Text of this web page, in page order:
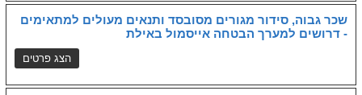
שכר גבוה, סידור מגורים מסובסד ותנאים מעולים למתאימים
- דרושים למערך הבטחה אייסמול באילת